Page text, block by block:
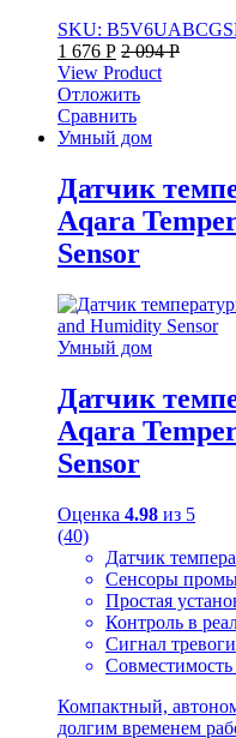
SKU:
1 676 Р 2 094Р
View Product
Отложить
Сравнить
Умный дом
Датчик
Aqara
Sensor
Умный дом
Датчик
Aqara
Sensor
Оценка 4.98 из 5
(40)
Датчик
Сенсоры
Простая
Контроль в
Сигнал тревоги
Компактный,
долгим временем